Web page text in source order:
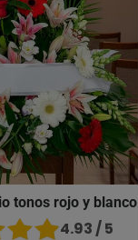
tonos rojo y blanco
4.93 / 5